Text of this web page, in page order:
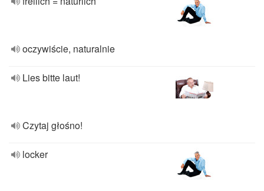
oczywiście, naturalnie
Lies bitte laut!
Czytaj głośno!
locker